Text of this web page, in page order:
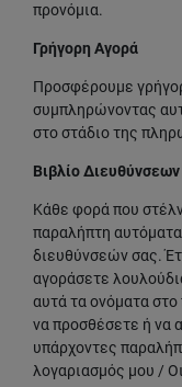
προνόμια.
Γρήγορη Αγορά
Προσφέρουμε
συμπληρώνοντας
στο στάδιο της
Βιβλίο Διευθύνσεων
Κάθε φορά που
παραλήπτη
διευθύνσεών σας.
αγοράσετε
αυτά τα ονόματα
να προσθέσετε ή να
υπάρχοντες
λογαριασμός μου /